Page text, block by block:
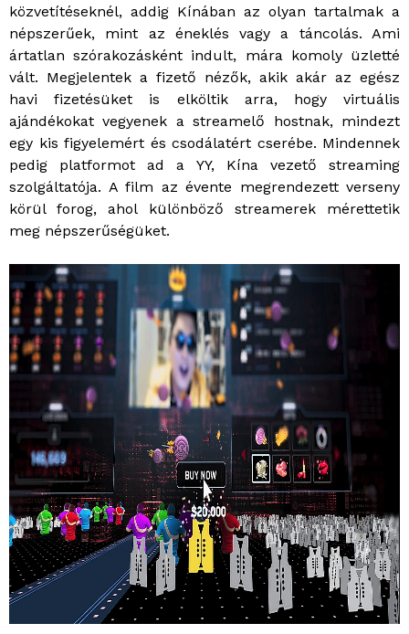
közvetítéseknél, addig Kínában az olyan tartalmak a
népszerűek, mint az éneklés vagy a táncolás. Ami
ártatlan szórakozásként indult, mára komoly üzletté
vált. Megjelentek a fizető nézők, akik akár az egész
havi fizetésüket is elköltik arra, hogy virtuális
ajándékokat vegyenek a streamelő hostnak, mindezt
egy kis figyelemért és csodálatért cserébe. Mindennek
pedig platformot ad a YY, Kína vezető streaming
szolgáltatója. A film az évente megrendezett verseny
körül forog, ahol különböző streamerek mérettetik
meg népszerűségüket.